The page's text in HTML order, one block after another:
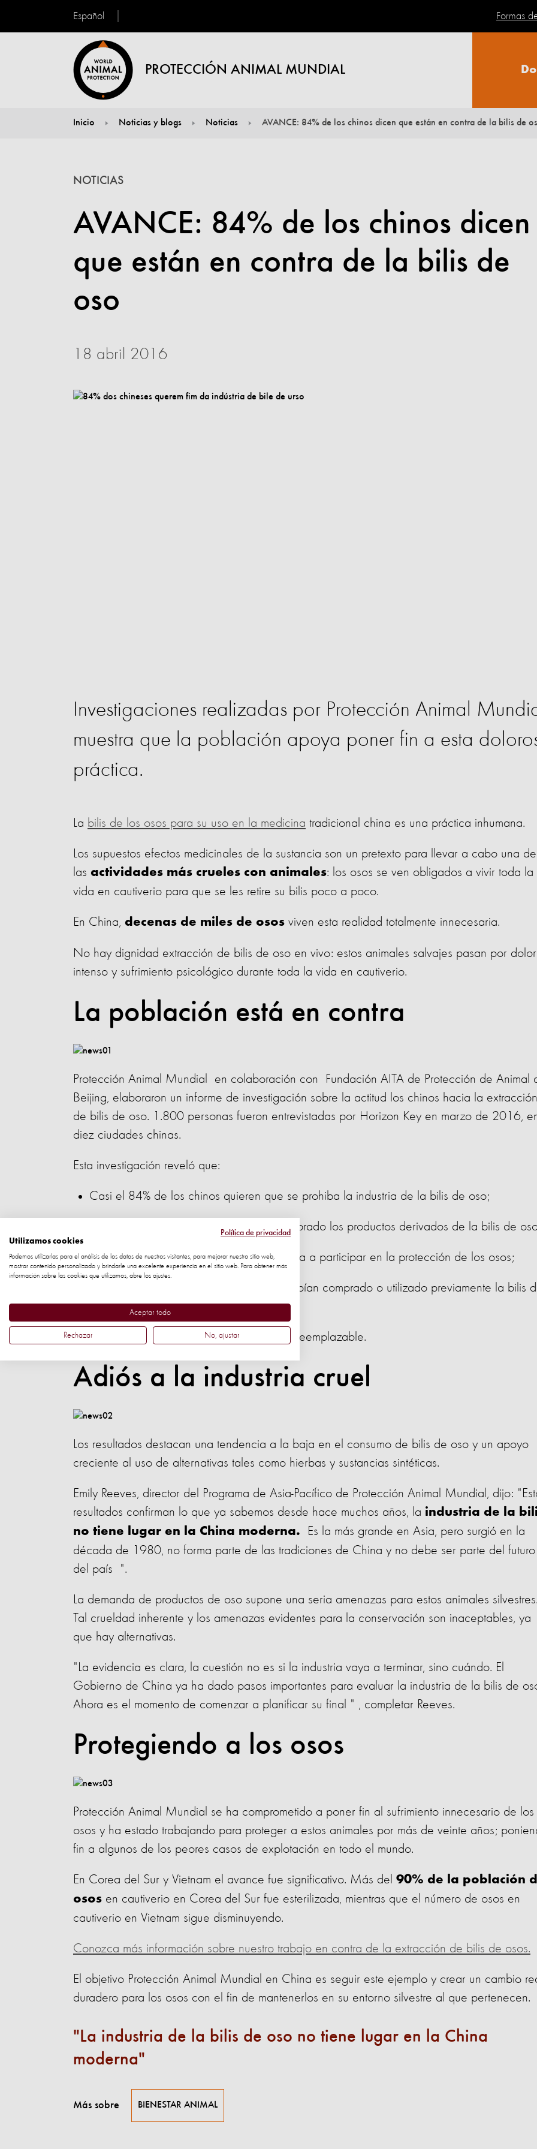
Español
PROTECCIÓN ANIMAL MUNDIAL
Formas
Inicio Noticias y blogs Noticias AVANCE: 84% de los chinos dicen que están en contra de la bilis de
AVANCE: 84% de los chinos dicen
que están en contra de la bilis de
oso
NOTICIAS
18 abril 2016
Investigaciones realizadas por Protección Animal
muestra que la población apoya poner fin a esta
práctica.
La bilis de los osos para su uso en la medicina tradicional china es una práctica inhumana.
Los supuestos efectos medicinales de la sustancia son un pretexto para llevar a cabo una de
las actividades más crueles con animales: los osos se ven obligados a vivir toda la
vida en cautiverio para que se les retire su bilis poco a poco.
En China, decenas de miles de osos viven esta realidad totalmente innecesaria.
No hay dignidad extracción de bilis de oso en vivo: estos animales salvajes pasan por dolor
intenso y sufrimiento psicológico durante toda la vida en cautiverio.
La población está en contra
Protección Animal Mundial en colaboración con Fundación AITA de Protección de Animal
Beijing, elaboraron un informe de investigación sobre la actitud los chinos hacia la extracción
de bilis de oso. 1.800 personas fueron entrevistadas por Horizon Key en marzo de 2016,
diez ciudades chinas.
Esta investigación reveló que:
Casi el 84% de los chinos quieren que se prohiba la industria de la bilis de oso;
74,6% de los encuestados nunca ha comprado los productos derivados de la bilis de
Más del 90% de la gente estaría dispuesta a participar en la protección de los osos;
Más del 90% de los encuestados que habían comprado o utilizado previamente la bilis
oso, dijo que ya no lo haría en el futuro;
Menos del 3% cree que el producto es irreemplazable.
Adiós a la industria cruel
Los resultados destacan una tendencia a la baja en el consumo de bilis de oso y un apoyo
creciente al uso de alternativas tales como hierbas y sustancias sintéticas.
Emily Reeves, director del Programa de Asia-Pacífico de Protección Animal Mundial, dijo:
resultados confirman lo que ya sabemos desde hace muchos años, la industria de la
no tiene lugar en la China moderna.
Es la más grande en Asia, pero surgió en la
década de 1980, no forma parte de las tradiciones de China y no debe ser parte del futuro
del país ".
La demanda de productos de oso supone una seria amenazas para estos animales silvestres.
Tal crueldad inherente y los amenazas evidentes para la conservación son inaceptables, ya
que hay alternativas.
"La evidencia es clara, la cuestión no es si la industria vaya a terminar, sino cuándo. El
Gobierno de China ya ha dado pasos importantes para evaluar la industria de la bilis de
Ahora es el momento de comenzar a planificar su final " , completar Reeves.
Protegiendo a los osos
Protección Animal Mundial se ha comprometido a poner fin al sufrimiento innecesario de los
osos y ha estado trabajando para proteger a estos animales por más de veinte años;
fin a algunos de los peores casos de explotación en todo el mundo.
En Corea del Sur y Vietnam el avance fue significativo. Más del 90% de la población
osos en cautiverio en Corea del Sur fue esterilizada, mientras que el número de osos en
cautiverio en Vietnam sigue disminuyendo.
Conozca más información sobre nuestro trabajo en contra de la extracción de bilis de osos.
El objetivo Protección Animal Mundial en China es seguir este ejemplo y crear un cambio
duradero para los osos con el fin de mantenerlos en su entorno silvestre al que pertenecen.
La industria de la bilis de oso no tiene lugar en la China
moderna
Más sobre BIENESTAR ANIMAL
Política de privacidad
Utilizamos cookies
Podemos utilizarlas para el análisis de los datos de nuestros visitantes, para mejorar nuestro sitio web,
mostrar contenido personalizado y brindarle una excelente experiencia en el sitio web. Para obtener más
información sobre las cookies que utilizamos, abre los ajustes.
Aceptar todo
Rechazar No, ajustar